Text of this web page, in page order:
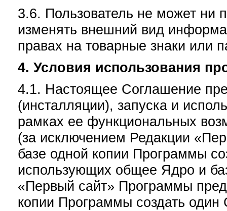
3.6. Пользователь не может ни
изменять внешний вид
правах на товарные знаки или
4. Условия использования
4.1. Настоящее Соглашение
(инсталляции), запуска и
рамках ее функциональных
(за исключением Редакции
базе одной копии Программы
использующих общее Ядро и
«Первый сайт» Программы
копии Программы создать один